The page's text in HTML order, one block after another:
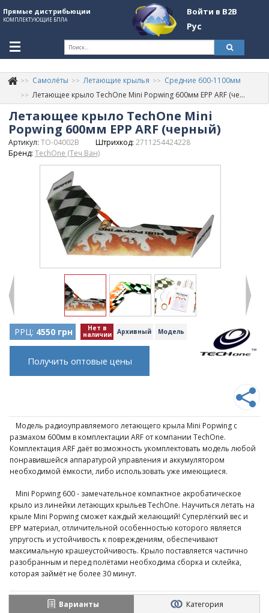
Прямые дистрибьюции
КОМПЛЕКТУЮЩИЕ БПЛА
Войти в B2B
Рус
+380507774092
Информация о компании
About Company
Стать партнером
Самолёты Летающие крылья
Средние 600-1100мм
Летающее крыло TechOne Mini Popwing 600мм EPP ARF (черный)
Летающее крыло TechOne Mini
Popwing 600мм EPP ARF (черный)
Артикул: TO-04002B Штрихкод: 2711254424228
Бренд: TechOne (Теч Ван)
РРЦ: 4550 грн Нет в
наличии Архивный Модель
Получить оптовые цены
Модель радиоуправляемого летающего крыла Mini Popwing с
размахом 600мм в комплектации ARF от компании TechOne.
Комплектация ARF даёт возможность укомплектовать модель любой
понравившейся аппаратурой управления и аккумулятором
необходимой ёмкости, либо использовать уже имеющиеся.
Mini Popwing 600 - замечательное компактное акробатическое
крыло из линейки летающих крыльев TechOne. Научиться летать на
крыле Mini Popwing сможет каждый желающий! Суперлёгкий вес и
EPP материал, отличительной особенностью которого является
упругость и устойчивость к повреждениям, обеспечивают
максимальную крашеустойчивость. Крыло поставляется частично
разобранным и перед полётами необходима сборка и склейка,
которая займёт не более 30 минут.
Варианты
Категория